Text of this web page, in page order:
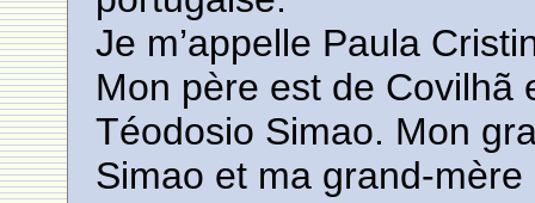
Je m’appelle Paula
Mon père est de Covilhã
Téodosio Simao. Mon
Simao et ma grand-